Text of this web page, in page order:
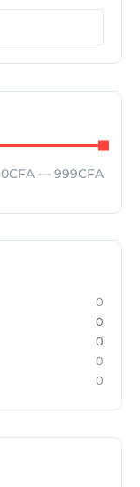
0CFA — 999CFA
0
0
0
0
0